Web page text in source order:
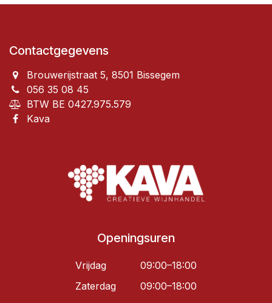
Contactgegevens
Brouwerijstraat 5, 8501 Bissegem
056 35 08 45
BTW BE 0427.975.579
Kava
Openingsuren
Vrijdag
09:00–18:00
Zaterdag
09:00–18:00